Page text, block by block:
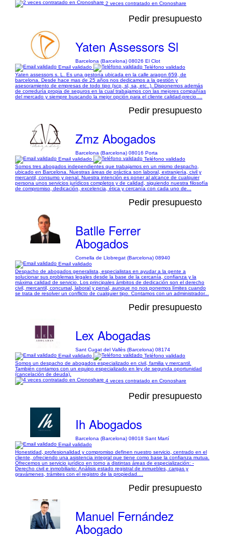
2 veces contratado en Cronoshare
Pedir presupuesto
Yaten Assessors Sl
Barcelona (Barcelona) 08026 El Clot
Email validado
Teléfono validado
Yaten assessors s. L. Es una gestoría ubicada en la calle aragon 659, de
barcelona. Desde hace mas de 25 años nos dedicamos a la gestión y
asesoramiento de empresas de todo tipo (scp, sl, sa, etc..). Disponemos además
de correduría propia de seguros en la cual trabajamos con las mejores compañías
del mercado y siempre buscando la mejor opción para el cliente calidad-precio....
Pedir presupuesto
Zmz Abogados
Barcelona (Barcelona) 08016 Porta
Email validado
Teléfono validado
Somos tres abogados independientes que trabajamos en un mismo despacho,
ubicado en Barcelona. Nuestras áreas de práctica son laboral, extranjería, civil y
mercantil, consumo y penal. Nuestra intención es poner al alcance de cualquier
persona unos servicios jurídicos completos y de calidad, siguiendo nuestra filosofía
de compromiso, dedicación, excelencia, ética y cercanía con cada uno de...
Pedir presupuesto
Batlle Ferrer
Abogados
Cornella de Llobregat (Barcelona) 08940
Email validado
Despacho de abogados generalista, especialistas en ayudar a la gente a
solucionar sus problemas legales desde la base de la cercanía, confianza y la
máxima calidad de servicio. Los principales ámbitos de dedicación son el derecho
civil, mercantil, concursal, laboral y penal, aunque no nos ponemos límites cuando
se trata de resolver un conflicto de cualquier tipo. Contamos con un administrador...
Pedir presupuesto
Lex Abogadas
Sant Cugat del Vallès (Barcelona) 08174
Email validado
Teléfono validado
Somos un despacho de abogados especializado en civil, familia y mercantil.
También contamos con un equipo especializado en ley de segunda oportunidad
(cancelación de deuda).
4 veces contratado en Cronoshare
Pedir presupuesto
Ih Abogados
Barcelona (Barcelona) 08018 Sant Martí
Email validado
Honestidad, profesionalidad y compromiso definen nuestro servicio, centrado en el
cliente, ofreciendo una asistencia integral que tiene como base la confianza mutua.
Ofrecemos un servicio jurídico en torno a distintas áreas de especialización: -
Derecho civil e inmobiliario: Análisis estado registral de inmuebles, cargas y
gravámenes, trámites con el registro de la propiedad....
Pedir presupuesto
Manuel Fernández
Abogado